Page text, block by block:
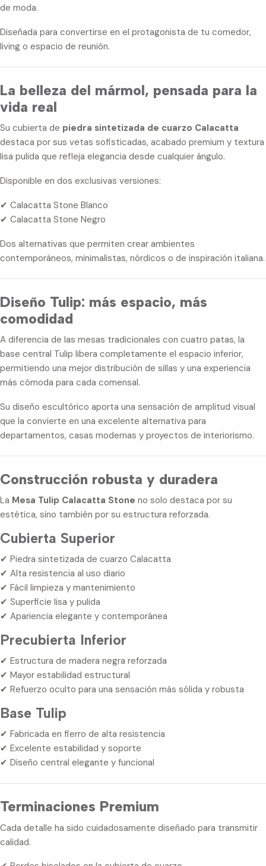
de moda.
Diseñada para convertirse en el protagonista de tu comedor,
living o espacio de reunión.
La belleza del mármol, pensada para la
vida real
Su cubierta de piedra sintetizada de cuarzo Calacatta
destaca por sus vetas sofisticadas, acabado premium y textura
lisa pulida que refleja elegancia desde cualquier ángulo.
Disponible en dos exclusivas versiones:
✔ Calacatta Stone Blanco
✔ Calacatta Stone Negro
Dos alternativas que permiten crear ambientes
contemporáneos, minimalistas, nórdicos o de inspiración italiana.
Diseño Tulip: más espacio, más
comodidad
A diferencia de las mesas tradicionales con cuatro patas, la
base central Tulip libera completamente el espacio inferior,
permitiendo una mejor distribución de sillas y una experiencia
más cómoda para cada comensal.
Su diseño escultórico aporta una sensación de amplitud visual
que la convierte en una excelente alternativa para
departamentos, casas modernas y proyectos de interiorismo.
Construcción robusta y duradera
La Mesa Tulip Calacatta Stone no solo destaca por su
estética, sino también por su estructura reforzada.
Cubierta Superior
✔ Piedra sintetizada de cuarzo Calacatta
✔ Alta resistencia al uso diario
✔ Fácil limpieza y mantenimiento
✔ Superficie lisa y pulida
✔ Apariencia elegante y contemporánea
Precubierta Inferior
✔ Estructura de madera negra reforzada
✔ Mayor estabilidad estructural
✔ Refuerzo oculto para una sensación más sólida y robusta
Base Tulip
✔ Fabricada en fierro de alta resistencia
✔ Excelente estabilidad y soporte
✔ Diseño central elegante y funcional
Terminaciones Premium
Cada detalle ha sido cuidadosamente diseñado para transmitir
calidad.